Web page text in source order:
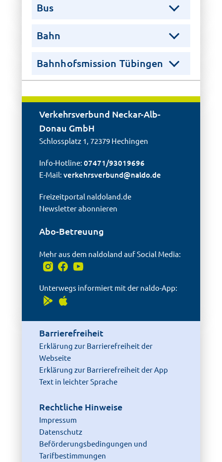
Bus
Bahn
Bahnhofsmission Tübingen
Verkehrsverbund Neckar-Alb-
Donau GmbH
Schlossplatz 1, 72379 Hechingen
Info-Hotline: 07471/93019696
E-Mail: verkehrsverbund@naldo.de
Freizeitportal naldoland.de
Newsletter abonnieren
Abo-Betreuung
Mehr aus dem naldoland auf Social Media:
Unterwegs informiert mit der naldo-App:
Barrierefreiheit
Erklärung zur Barrierefreiheit der
Webseite
Erklärung zur Barrierefreiheit der App
Text in leichter Sprache
Rechtliche Hinweise
Impressum
Datenschutz
Beförderungsbedingungen und
Tarifbestimmungen